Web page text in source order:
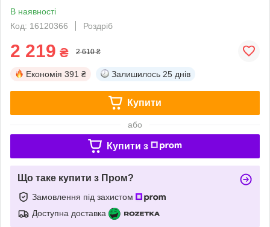
В наявності
Код: 16120366
Роздріб
2 219 ₴ 2 610 ₴
Економія 391 ₴ Залишилось 25 днів
Купити
або
Купити з
Що таке купити з Пром?
Замовлення під захистом
Доступна доставка